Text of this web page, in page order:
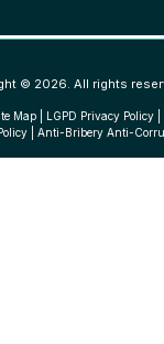
© 2026. All rights
Map| LGPD Privacy Policy|
| Anti-Bribery Anti-